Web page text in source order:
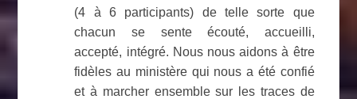
(4 à 6 participants) de telle sorte que
chacun se sente écouté, accueilli,
accepté, intégré. Nous nous aidons à être
fidèles au ministère qui nous a été confié
et à marcher ensemble sur les traces de